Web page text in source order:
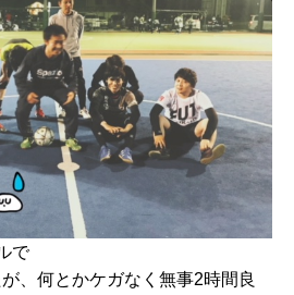
で
、何とかケガなく無事2時間良